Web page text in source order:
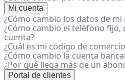
Mi cuenta
¿Cómo cambio los datos de
¿Cómo cambio el teléfono fijo,
cuenta?
¿Cuál es mi código de
¿Cómo cambio la cuenta
¿Por qué llega más de un
Portal de clientes